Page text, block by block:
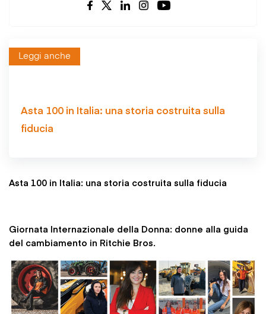
Leggi anche
Asta 100 in Italia: una storia costruita sulla
fiducia
Asta 100 in Italia: una storia costruita sulla fiducia
Giornata Internazionale della Donna: donne alla guida
del cambiamento in Ritchie Bros.